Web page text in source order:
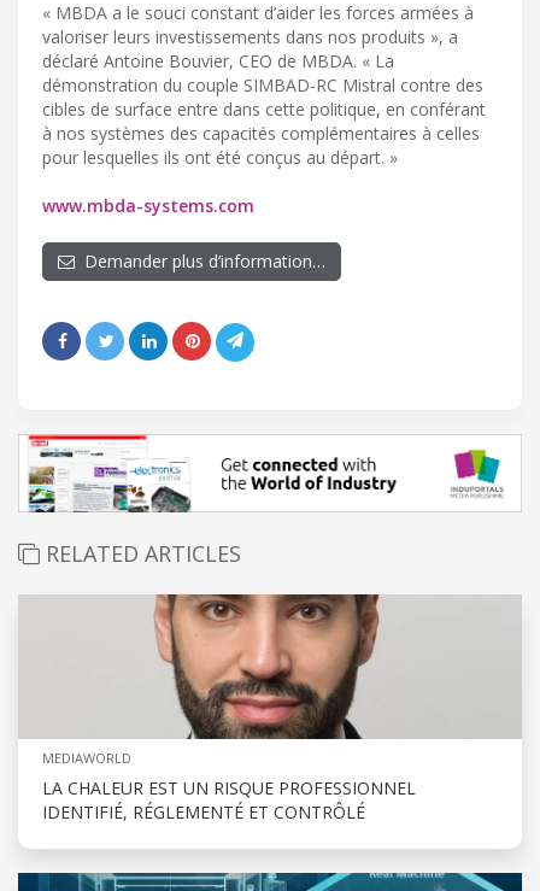
« MBDA a le souci constant d’aider les forces armées à
valoriser leurs investissements dans nos produits », a
déclaré Antoine Bouvier, CEO de MBDA. « La
démonstration du couple SIMBAD-RC Mistral contre des
cibles de surface entre dans cette politique, en conférant
à nos systèmes des capacités complémentaires à celles
pour lesquelles ils ont été conçus au départ. »
www.mbda-systems.com
Demander plus d’information…
RELATED ARTICLES
MEDIAWORLD
LA CHALEUR EST UN RISQUE PROFESSIONNEL
IDENTIFIÉ, RÉGLEMENTÉ ET CONTRÔLÉ